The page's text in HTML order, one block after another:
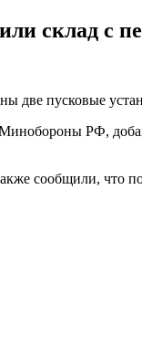
склад с
две пусковые
РФ,
сообщили, что